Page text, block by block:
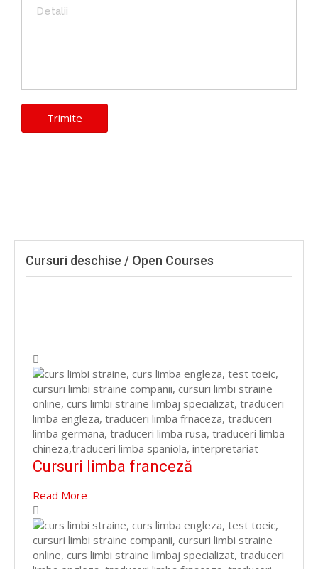
Cursuri deschise / Open Courses
Cursuri limba franceză
Read More